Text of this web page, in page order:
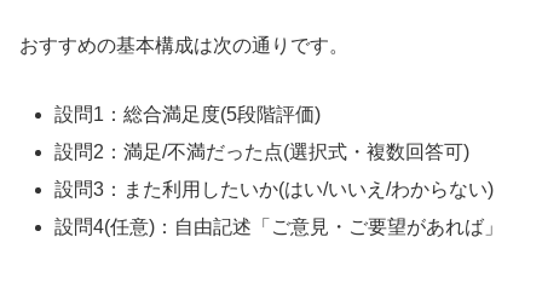
おすすめの基本構成は次の通りです。
設問1：総合満足度(5段階評価)
設問2：満足/不満だった点(選択式・複数回答可)
設問3：また利用したいか(はい/いいえ/わからない)
設問4(任意)：自由記述「ご意見・ご要望があれば」